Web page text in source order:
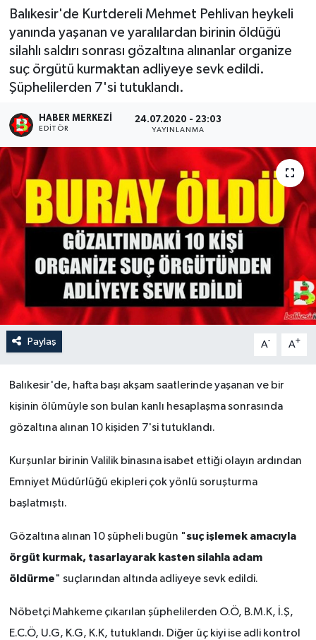
Balıkesir'de Kurtdereli Mehmet Pehlivan heykeli
yanında yaşanan ve yaralılardan birinin öldüğü
silahlı saldırı sonrası gözaltına alınanlar organize
suç örgütü kurmaktan adliyeye sevk edildi.
Şüphelilerden 7'si tutuklandı.
HABER MERKEZI
EDITÖR
24.07.2020 - 23:03
YAYINLANMA
Paylaş A- A+
Balıkesir'de, hafta başı akşam saatlerinde yaşanan ve bir
kişinin ölümüyle son bulan kanlı hesaplaşma sonrasında
gözaltına alınan 10 kişiden 7'si tutuklandı.
Kurşunlar birinin Valilik binasına isabet ettiği olayın ardından
Emniyet Müdürlüğü ekipleri çok yönlü soruşturma
başlatmıştı.
Gözaltına alınan 10 şüpheli bugün "suç işlemek amacıyla
örgüt kurmak, tasarlayarak kasten silahla adam
öldürme" suçlarından altında adliyeye sevk edildi.
Nöbetçi Mahkeme çıkarılan şüphelilerden O.Ö, B.M.K, İ.Ş,
E.C.Ö, U.G, K.G, K.K, tutuklandı. Diğer üç kiyi ise adli kontrol